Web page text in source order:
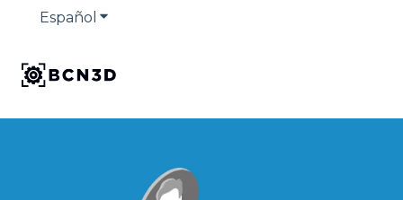
Español Traducciones de Mostrar submenú de